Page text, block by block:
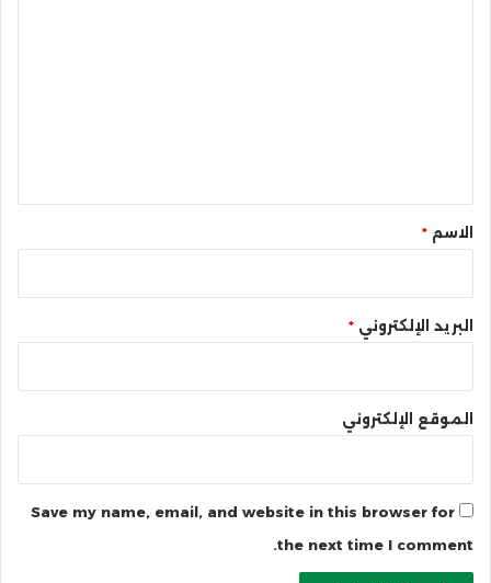
* الاسم *
البريد الإلكتروني *
الموقع الإلكتروني
Save my name, email, and website in this browser for
the next time I comment.